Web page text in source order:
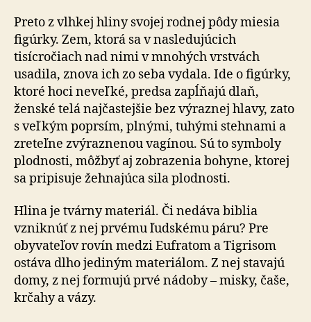
Preto z vlhkej hliny svojej rodnej pôdy miesia
figúrky. Zem, ktorá sa v nasledujúcich
tisícročiach nad nimi v mnohých vrstvách
usadila, znova ich zo seba vydala. Ide o figúrky,
ktoré hoci neveľké, predsa zapĺňajú dlaň,
ženské telá najčastejšie bez výraznej hlavy, zato
s veľkým poprsím, plnými, tuhými stehnami a
zreteľne zvýraznenou vagínou. Sú to symboly
plodnosti, môžbyť aj zobrazenia bohyne, ktorej
sa pripisuje žehnajúca sila plodnosti.
Hlina je tvárny materiál. Či nedáva biblia
vzniknúť z nej prvému ľudskému páru? Pre
obyvateľov rovín medzi Eufratom a Tigrisom
ostáva dlho jediným materiálom. Z nej stavajú
domy, z nej formujú prvé nádoby – misky, čaše,
krčahy a vázy.